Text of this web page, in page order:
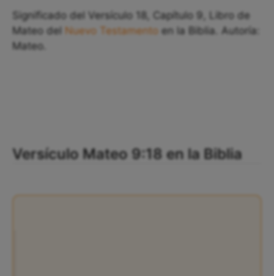
Significado del Versículo 18, Capítulo 9, Libro de
Mateo del Nuevo Testamento en la Biblia. Autoría:
Mateo.
Versículo Mateo 9:18 en la Biblia